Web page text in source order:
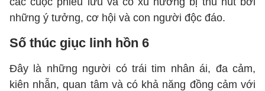
những ý tưởng, cơ hội và con người độc đáo.
Số thúc giục linh hồn 6
Đây là những người có trái tim nhân ái, đa cảm,
kiên nhẫn, quan tâm và có khả năng đồng cảm với